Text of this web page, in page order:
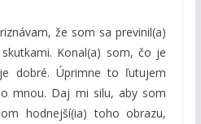
že som sa previnil(a)
Konal(a) som, čo je
dobré. Úprimne to ľutujem
mnou. Daj mi silu, aby som
hodnejší(ia) toho obrazu,